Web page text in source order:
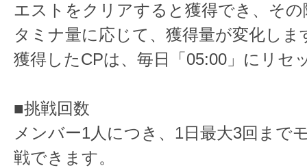
エストをクリアすると獲得でき、そ
タミナ量に応じて、獲得量が変化しま
獲得したCPは、毎日「05:00」にリセ
■挑戦回数
メンバー1人につき、1日最大3回まで
戦できます。